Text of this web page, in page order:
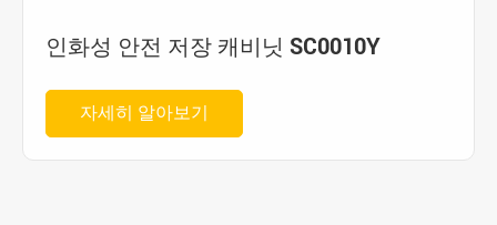
인화성 안전 저장 캐비닛 SC0010Y
자세히 알아보기